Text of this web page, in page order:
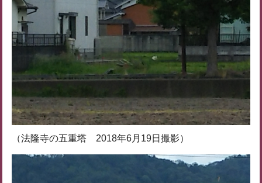
（法隆寺の五重塔 2018年6月19日撮影）